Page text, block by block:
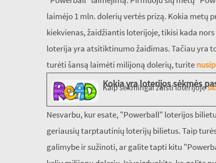
laimėjo 1 mln. dolerių vertės prizą. Kokia metų
kiekvienas, žaidžiantis loterijoje, tikisi kada
loterija yra atsitiktinumo žaidimas. Tačiau yra
turėti šansą laimėti milijoną dolerių, turite
Kokia yra loterijos sėkmės
Kaip sėkmingai žaisti loterijoje
Nesvarbu, kur esate, "Powerball" loterijos
geriausių tarptautinių loterijų bilietus. Taip
galimybe ir sužinoti, ar galite tapti kitu